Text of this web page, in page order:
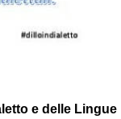
e delle Lingue